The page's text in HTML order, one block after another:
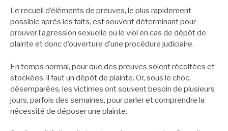
Le recueil d’éléments de preuves, le plus rapidement
possible après les faits, est souvent déterminant pour
prouver l’agression sexuelle ou le viol en cas de dépôt de
plainte et donc d’ouverture d’une procédure judiciaire.
En temps normal, pour que des preuves soient récoltées et
stockées, il faut un dépôt de plainte. Or, sous le choc,
désemparées, les victimes ont souvent besoin de plusieurs
jours, parfois des semaines, pour parler et comprendre la
nécessité de déposer une plainte.